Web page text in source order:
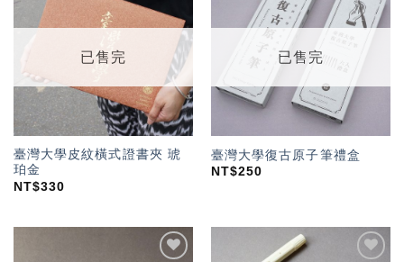
「願
望輕
單」
已售完
臺灣大學皮紋橫式證書夾 琥
珀金
NT$330
「願
望輕
已售完
臺灣大學復古原子筆禮盒
NT$250